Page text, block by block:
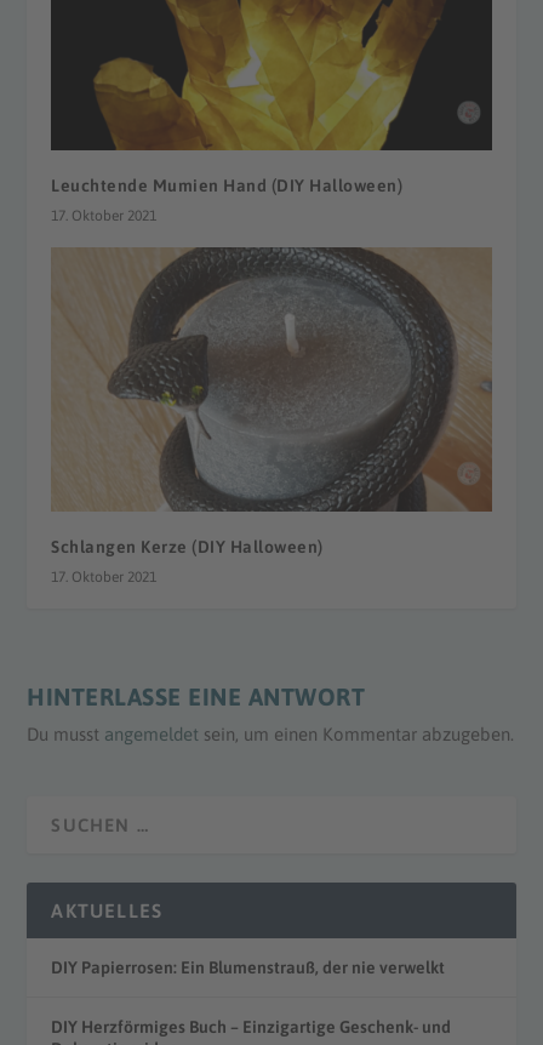
Leuchtende Mumien Hand (DIY Halloween)
17. Oktober 2021
Schlangen Kerze (DIY Halloween)
17. Oktober 2021
HINTERLASSE EINE ANTWORT
Du musst angemeldet sein, um einen Kommentar abzugeben.
AKTUELLES
DIY Papierrosen: Ein Blumenstrauß, der nie verwelkt
DIY Herzförmiges Buch – Einzigartige Geschenk- und